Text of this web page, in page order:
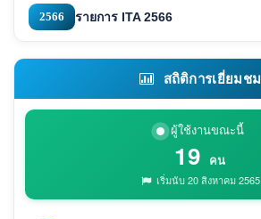
2566 รายการ ITA 2566
สถิติการเยี่ยมชม
ผู้ใช้งานขณะนี้
19 คน
เริ่มนับ 20 สิงหาคม 2565